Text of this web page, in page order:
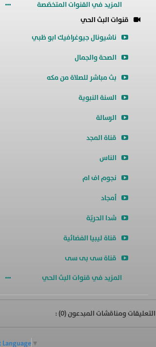
المزيد في القنوات المتخصّصة
قنوات البث الحي
ناشيونال جيوغرافيك ابو ظبي
الصحة والجمال
بث مباشر للصلاة من مكه
السنة النبوية
الرسالة
قناة المجد
الناس
نجوم اف ام
أمجاد
شدا الحريّة
قناة ليبيا الفضائية
قناة سى بى سى
المزيد في قنوات البث الحي
ومناقشات المبدعون (0
) :
Language▼